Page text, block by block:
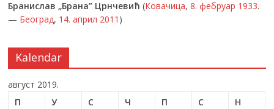
Бранислав „Брана” Црнчевић (Ковачица,8. фебруар 1933.
— Београд, 14. април 2011 )
Kalendar
август 2019.
П
У С Ч П С
Н